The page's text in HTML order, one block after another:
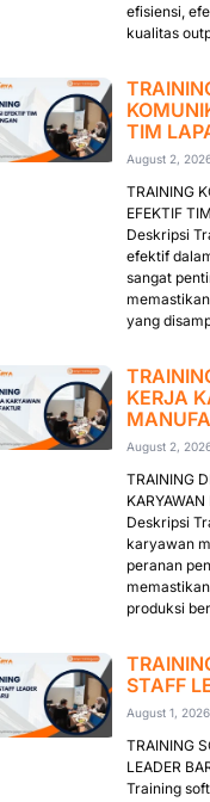
efisiensi,
kualitas
TIM
August 2,
TRAINING
EFEKTIF
Deskripsi
efektif
sangat
yang
KERJA
August 2,
TRAINING
Deskripsi
karyawan
peranan
produksi
STAFF
August 1, 2026
TRAINING
LEADER
Training